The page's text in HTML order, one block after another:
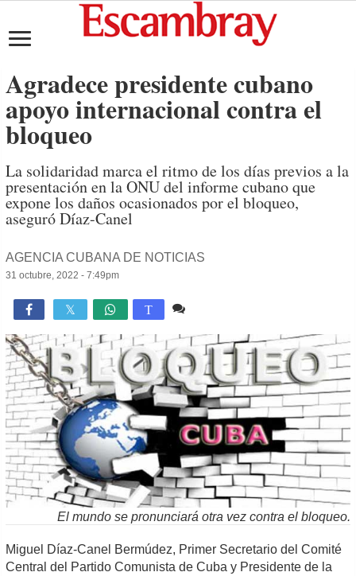
Agradece presidente cubano
apoyo internacional contra el
bloqueo
La solidaridad marca el ritmo de los días previos a la
presentación en la ONU del informe cubano que
expone los daños ocasionados por el bloqueo,
aseguró Díaz-Canel
AGENCIA CUBANA DE NOTICIAS
31 octubre, 2022 - 7:49pm
 T
El mundo se pronunciará otra vez contra el bloqueo.
Miguel Díaz-Canel Bermúdez, Primer Secretario del Comité
Central del Partido Comunista de Cuba y Presidente de la